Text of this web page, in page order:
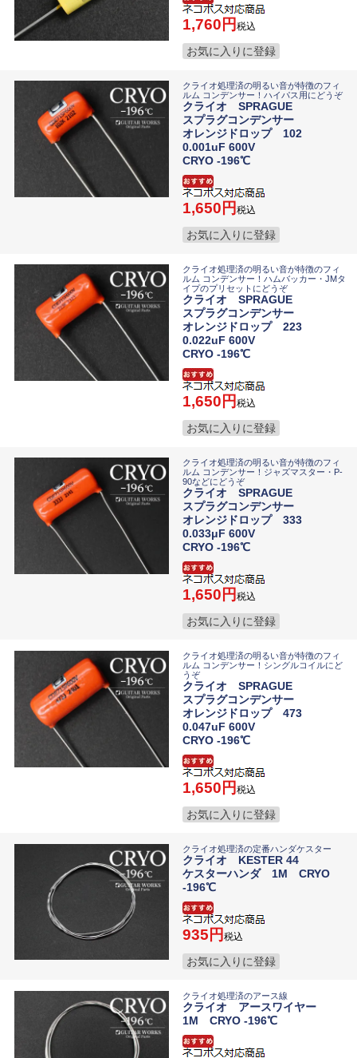
1,760 税込
お気に入りに登録
クライオ処理済の明るい音が特徴のフィ
ルム コンデンサー！ハイパス用にどうぞ
クライオ SPRAGUE
スプラグコンデンサー
オレンジドロップ 102
0.001uF 600V
CRYO -196℃
1,650 税込
お気に入りに登録
クライオ処理済の明るい音が特徴のフィ
ルム コンデンサー！ハムバッカー・JMタ
イプのプリセットにどうぞ
クライオ SPRAGUE
スプラグコンデンサー
オレンジドロップ 223
0.022uF 600V
CRYO -196℃
1,650 税込
お気に入りに登録
クライオ処理済の明るい音が特徴のフィ
ルム コンデンサー！ジャズマスター・P-
90などにどうぞ
クライオ SPRAGUE
スプラグコンデンサー
オレンジドロップ 333
0.033μF 600V
CRYO -196℃
1,650 税込
お気に入りに登録
クライオ処理済の明るい音が特徴のフィ
ルム コンデンサー！シングルコイルにど
うぞ
クライオ SPRAGUE
スプラグコンデンサー
オレンジドロップ 473
0.047uF 600V
CRYO -196℃
1,650 税込
お気に入りに登録
クライオ処理済の定番ハンダケスター
クライオ KESTER 44
ケスターハンダ 1M CRYO
-196℃
935 税込
お気に入りに登録
クライオ処理済のアース線
クライオ アースワイヤー
1M CRYO -196℃